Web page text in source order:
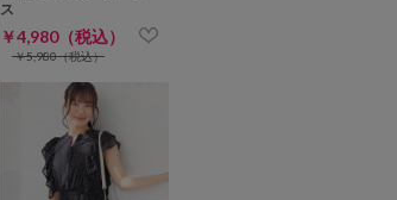
ス
￥4,980（税込）
￥5,980（税込）